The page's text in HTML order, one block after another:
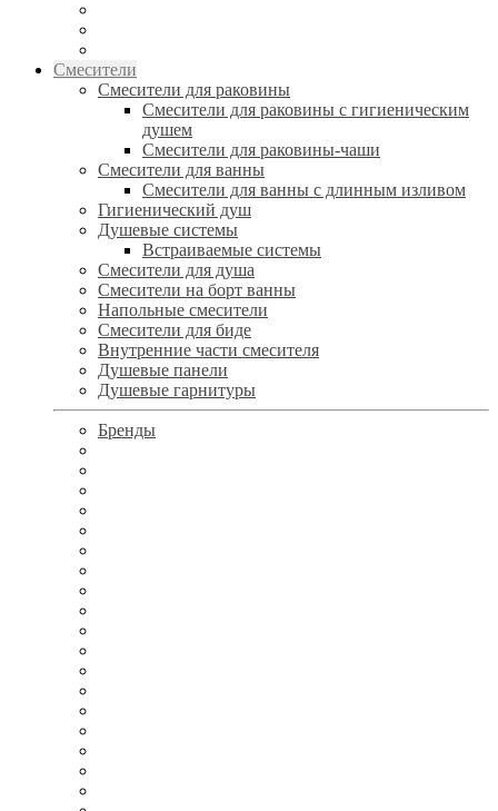
Смесители
Смесители для раковины
Смесители для раковины с гигиеническим
душем
Смесители для раковины-чаши
Смесители для ванны
Смесители для ванны с длинным изливом
Гигиенический душ
Душевые системы
Встраиваемые системы
Смесители для душа
Смесители на борт ванны
Напольные смесители
Смесители для биде
Внутренние части смесителя
Душевые панели
Душевые гарнитуры
Бренды